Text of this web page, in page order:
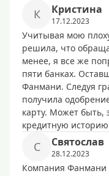
К Кристина
17.12.2023
Учитывая мою
решила, что
менее, я все же
пяти банках.
Фанмани. Следуя
получила
карту. Может
кредитную
С Святослав
28.12.2023
Компания